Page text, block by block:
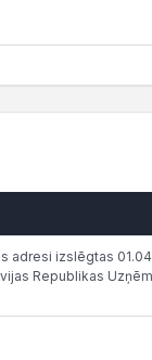
adresi izslēgtas
Republikas